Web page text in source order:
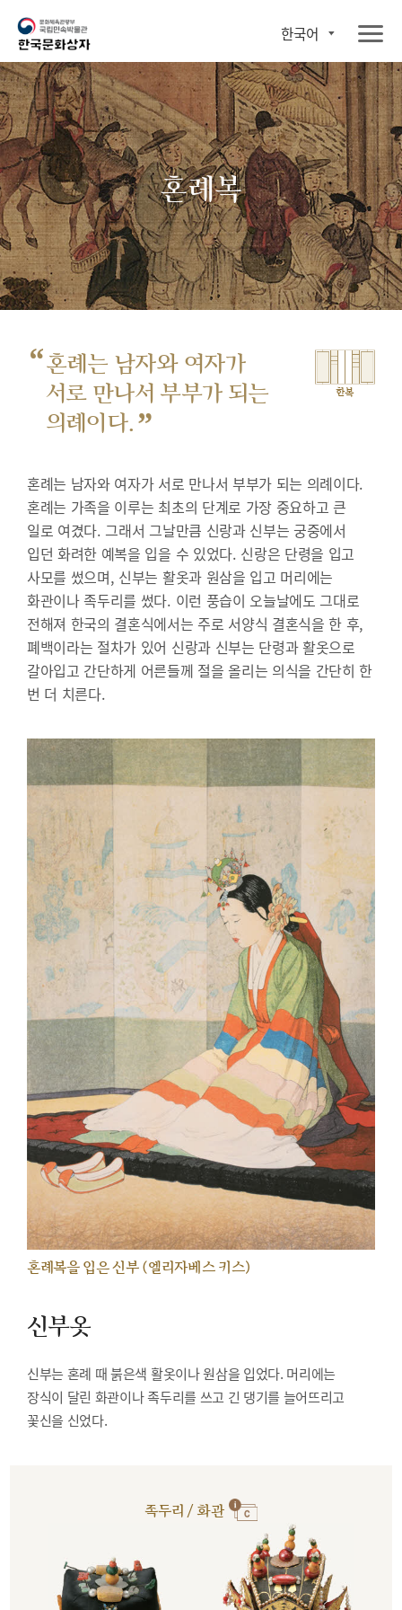
한국어
혼례복
“혼례는 남자와 여자가
서로 만나서 부부가 되는
의례이다. ”
한복
혼례는 남자와 여자가 서로 만나서 부부가 되는 의례이다.
혼례는 가족을 이루는 최초의 단계로 가장 중요하고 큰
일로 여겼다. 그래서 그날만큼 신랑과 신부는 궁중에서
입던 화려한 예복을 입을 수 있었다. 신랑은 단령을 입고
사모를 썼으며, 신부는 활옷과 원삼을 입고 머리에는
화관이나 족두리를 썼다. 이런 풍습이 오늘날에도 그대로
전해져 한국의 결혼식에서는 주로 서양식 결혼식을 한 후,
폐백이라는 절차가 있어 신랑과 신부는 단령과 활옷으로
갈아입고 간단하게 어른들께 절을 올리는 의식을 간단히 한
번 더 치른다.
혼례복을 입은 신부 (엘리자베스 키스)
신부옷
신부는 혼례 때 붉은색 활옷이나 원삼을 입었다. 머리에는
장식이 달린 화관이나 족두리를 쓰고 긴 댕기를 늘어뜨리고
꽃신을 신었다.
족두리 / 화관